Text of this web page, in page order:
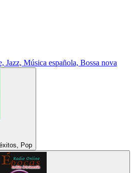
Música española, Bossa nova
Pop